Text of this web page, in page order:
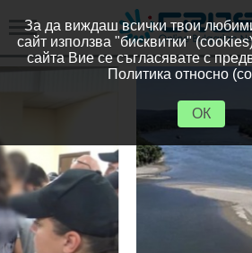
За да виждаш всички твои
сайт използва "бисквитки"
сайта Вие се съгласявате с
Политика относно
ОК